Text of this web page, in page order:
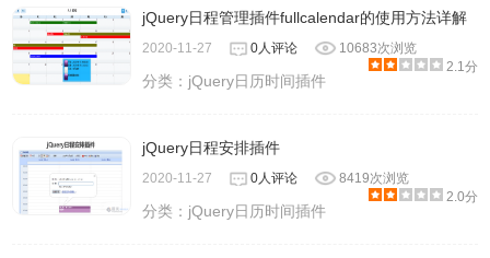
jQuery日程管理插件fullcalendar的使用方法详解
2020-11-27 0人评论
10683次浏览
2.1分
分类： jQuery日历时间插件
jQuery日程安排插件
2020-11-27 0人评论
8419次浏览
2.0分
分类： jQuery日历时间插件